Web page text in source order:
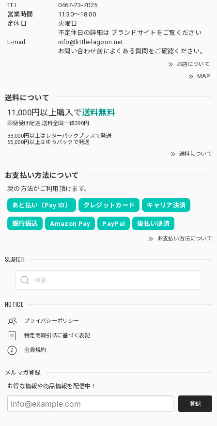
TEL
0467-23-7025
営業時間
11:30～18:00
定休日
火曜日
不定休日の詳細は ブランドサイト をご覧ください
E-mail
info@little-lagoon.net
お問い合わせ前によくある質問をご確認ください。
お店について
MAP
送料について
11,000円以上購入で送料無料
郵便受け配達 送料全国一律390円
33,000円以上はレターパックプラスで発送
55,000円以上はゆうパックで発送
送料について
お支払い方法について
次の方法がご利用頂けます。
あと払い（Pay ID） クレジットカード キャリア決済
銀行振込 Amazon Pay PayPal 後払い決済
お支払い方法について
SEARCH
NOTICE
プライバシーポリシー
特定商取引法に基づく表記
会員規約
メルマガ登録
お得な情報や商品情報を配信中！
登録